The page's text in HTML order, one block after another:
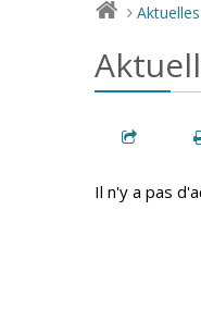
> Aktuelles
Il n'y a pas